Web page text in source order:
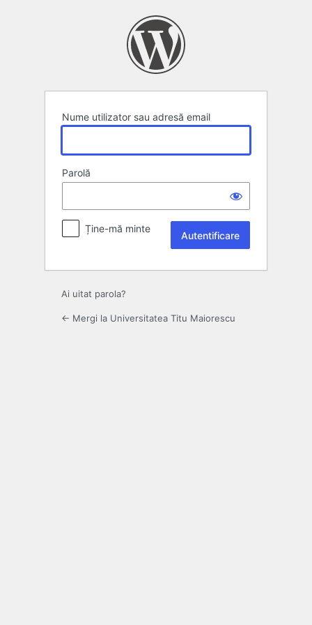
Nume utilizator sau adresă email
Parolă
Ține-mă minte
Ai uitat parola?
← Mergi la Universitatea Titu Maiorescu